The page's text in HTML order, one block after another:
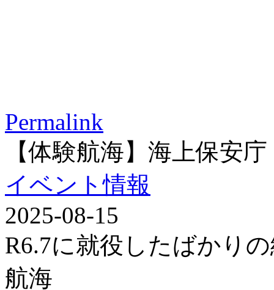
Permalink
【体験航海】海上保安
イベント情報
2025-08-15
R6.7に就役したばかり
航海